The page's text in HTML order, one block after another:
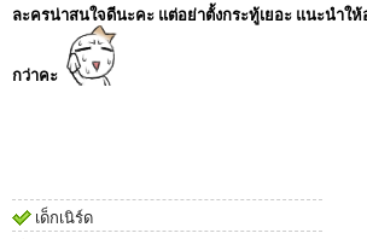
ละครน่าสนใจดีนะคะ แต่อย่าตั้งกระทู้เยอะ แนะนำใ
กว่าคะ
เด็กเนิร์ด